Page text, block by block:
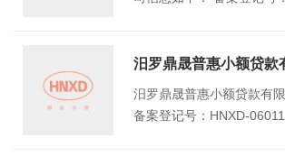
路通关服务中心6楼616号
汨罗鼎晟普惠小额贷款
汨罗鼎晟普惠小额贷款有
备案登记号：HNXD-